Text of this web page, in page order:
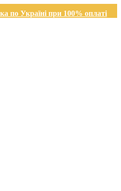
по Україні при 100% оплаті